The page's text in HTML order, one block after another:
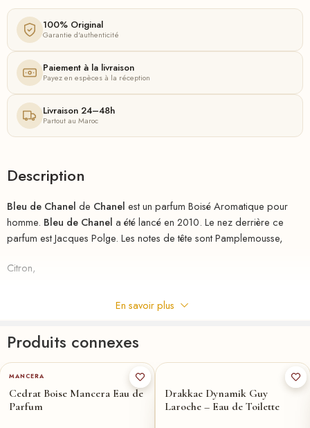
100% Original
Garantie d'authenticité
Paiement à la livraison
Payez en espèces à la réception
Livraison 24–48h
Partout au Maroc
Description
Bleu de Chanel de Chanel est un parfum Boisé Aromatique pour
homme. Bleu de Chanel a été lancé en 2010. Le nez derrière ce
parfum est Jacques Polge. Les notes de tête sont Pamplemousse,
Citron,
Jasmin et Iso E Super;
En savoir plus
Produits connexes
MANCERA
Cedrat Boise Mancera Eau de
Parfum
Drakkae Dynamik Guy
Laroche – Eau de Toilette